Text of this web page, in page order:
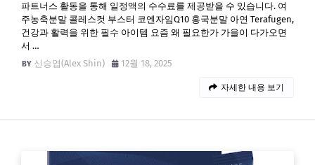
파트너스 활동을 통해 일정액의 수수료를 제공받을 수 있습니다. 여
주농축분말 콜레스컷 부스터 코엔자임Q10 홍국분말 아연 Terafugen,
건강과 활력을 위한 필수 아이템 요즘 왜 필요한가 가을이 다가오면
서 …
신승엽(Alex Shin)
12월 18, 2025
자세한 내용 보기